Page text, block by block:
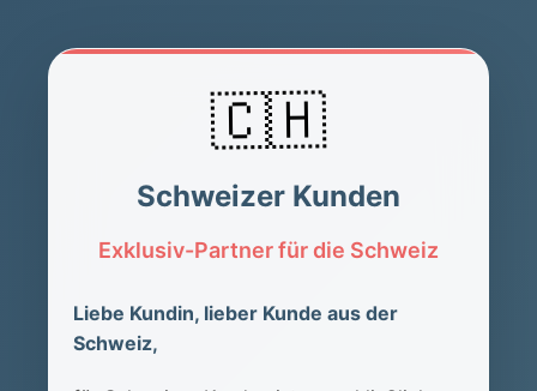
🇨🇭
Schweizer Kunden
Exklusiv-Partner für die Schweiz
Liebe Kundin, lieber Kunde aus der
Schweiz,